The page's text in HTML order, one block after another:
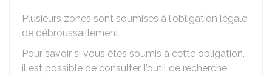
Plusieurs zones sont soumises à l'obligation légale
de débroussaillement.
Pour savoir si vous êtes soumis à cette obligation,
il est possible de consulter l'outil de recherche